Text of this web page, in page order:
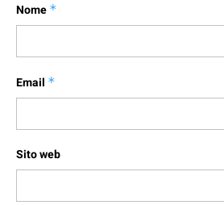
Nome *
Email *
Sito web